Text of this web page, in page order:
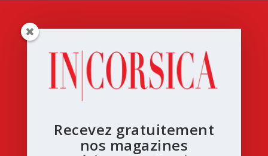
Recevez gratuitement
nos magazines